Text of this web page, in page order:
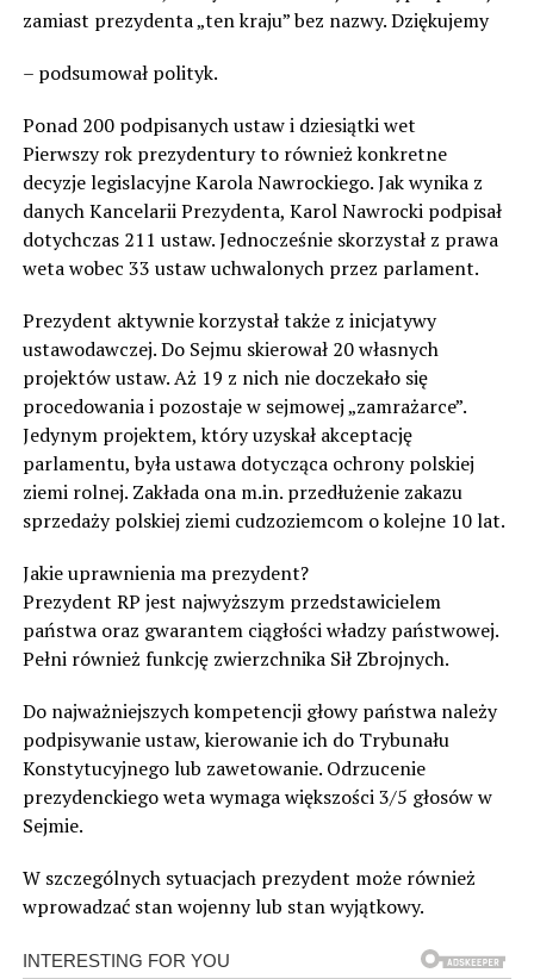
zamiast prezydenta „ten kraju” bez nazwy. Dziękujemy
– podsumował polityk.
Ponad 200 podpisanych ustaw i dziesiątki wet
Pierwszy rok prezydentury to również konkretne
decyzje legislacyjne Karola Nawrockiego. Jak wynika z
danych Kancelarii Prezydenta, Karol Nawrocki podpisał
dotychczas 211 ustaw. Jednocześnie skorzystał z prawa
weta wobec 33 ustaw uchwalonych przez parlament.
Prezydent aktywnie korzystał także z inicjatywy
ustawodawczej. Do Sejmu skierował 20 własnych
projektów ustaw. Aż 19 z nich nie doczekało się
procedowania i pozostaje w sejmowej „zamrażarce”.
Jedynym projektem, który uzyskał akceptację
parlamentu, była ustawa dotycząca ochrony polskiej
ziemi rolnej. Zakłada ona m.in. przedłużenie zakazu
sprzedaży polskiej ziemi cudzoziemcom o kolejne 10 lat.
Jakie uprawnienia ma prezydent?
Prezydent RP jest najwyższym przedstawicielem
państwa oraz gwarantem ciągłości władzy państwowej.
Pełni również funkcję zwierzchnika Sił Zbrojnych.
Do najważniejszych kompetencji głowy państwa należy
podpisywanie ustaw, kierowanie ich do Trybunału
Konstytucyjnego lub zawetowanie. Odrzucenie
prezydenckiego weta wymaga większości 3/5 głosów w
Sejmie.
W szczególnych sytuacjach prezydent może również
wprowadzać stan wojenny lub stan wyjątkowy.